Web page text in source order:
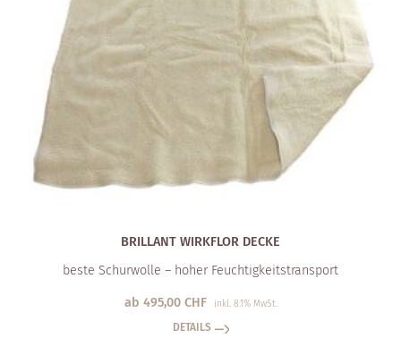
BRILLANT WIRKFLOR DECKE
beste Schurwolle – hoher Feuchtigkeitstransport
ab 495,00 CHF inkl. 8.1% MwSt.
DETAILS